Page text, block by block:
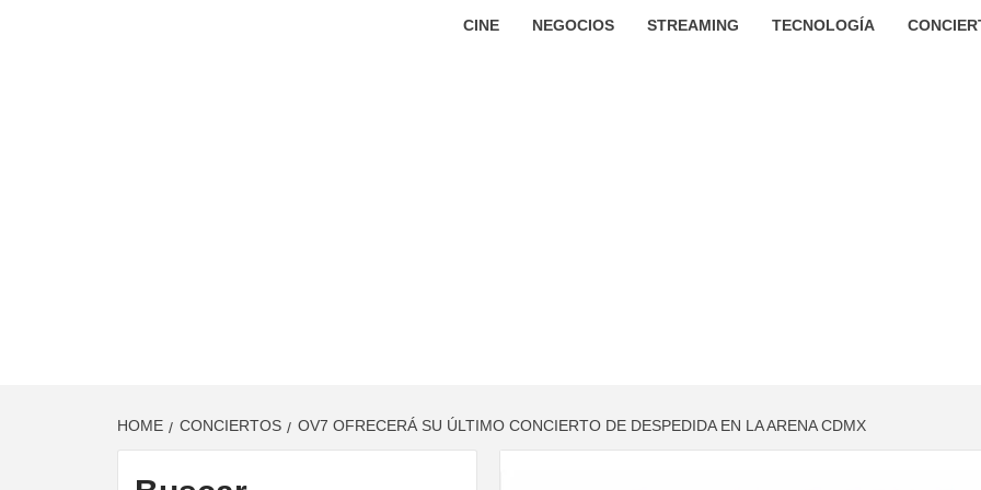
CINE NEGOCIOS STREAMING TECNOLOGÍA
HOME CONCIERTOS OV7 OFRECERÁ SU ÚLTIMO CONCIERTO DE DESPEDIDA EN LA ARENA CDMX